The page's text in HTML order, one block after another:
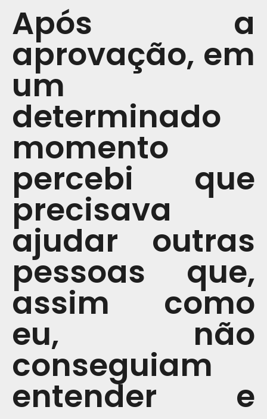
Após a
aprovação, em
um
determinado
momento
percebi que
precisava
ajudar outras
pessoas que,
assim como
eu, não
conseguiam
entender e